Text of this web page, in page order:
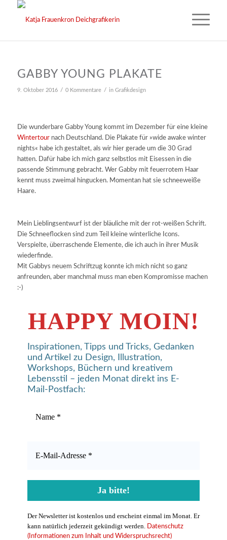
GABBY YOUNG PLAKATE
9. Oktober 2016 / 0 Kommentare / in Grafikdesign
Die wunderbare Gabby Young kommt im Dezember für eine kleine
Wintertournach Deutschland. Die Plakate für »wide awake winter
nights« habe ich gestaltet, als wir hier gerade um die 30 Grad
hatten. Dafür habe ich mich ganz selbstlos mit Eisessen in die
passende Stimmung gebracht. Wer Gabby mit feuerrotem Haar
kennt muss zweimal hingucken. Momentan hat sie schneeweiße
Haare.
Mein Lieblingsentwurf ist der bläuliche mit der rot-weißen Schrift.
Die Schneeflocken sind zum Teil kleine winterliche Icons.
Verspielte, überraschende Elemente, die ich auch in ihrer Musik
wiederfinde.
Mit Gabbys neuem Schriftzug konnte ich mich nicht so ganz
anfreunden, aber manchmal muss man eben Kompromisse machen
:-)
HAPPY MOIN!
Inspirationen, Tipps und Tricks, Gedanken
und Artikel zu Design, Illustration,
Workshops, Büchern und kreativem
Lebensstil – jeden Monat direkt ins E-
Mail-Postfach:
Der Newsletter ist kostenlos und erscheint einmal im Monat. Er
kann natürlich jederzeit gekündigt werden.
Datenschutz
(Informationen zum Inhalt und Widerspruchsrecht)